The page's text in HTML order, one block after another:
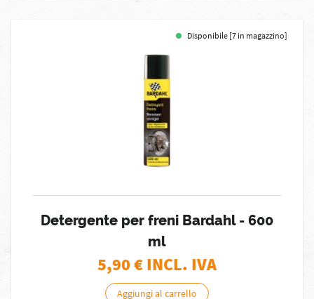
Disponibile [7 in magazzino]
Detergente per freni Bardahl - 600
ml
5,90€ INCL. IVA
Aggiungi al carrello